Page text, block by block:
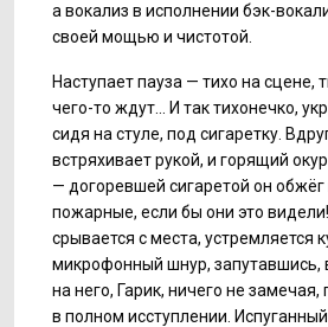
а вокализ в исполнении бэк-
своей мощью и чистотой.
Наступает пауза — тихо на сцене,
чего-то ждут... И так тихонечко,
сидя на стуле, под сигаретку.
встряхивает рукой, и горящий
— догоревшей сигаретой он
пожарные, если бы они это
срывается с места, устремляется
микрофонный шнур, запутавшись,
на него, Гарик, ничего не
в полном исступлении.